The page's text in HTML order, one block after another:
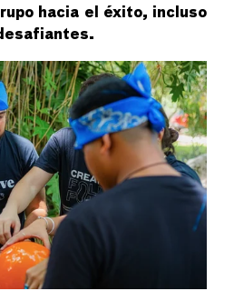
hacia el éxito, incluso